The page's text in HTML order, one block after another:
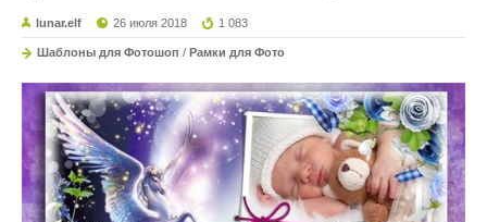
lunar.elf 26 июля 2018 1 083
Шаблоны для Фотошоп / Рамки для Фото